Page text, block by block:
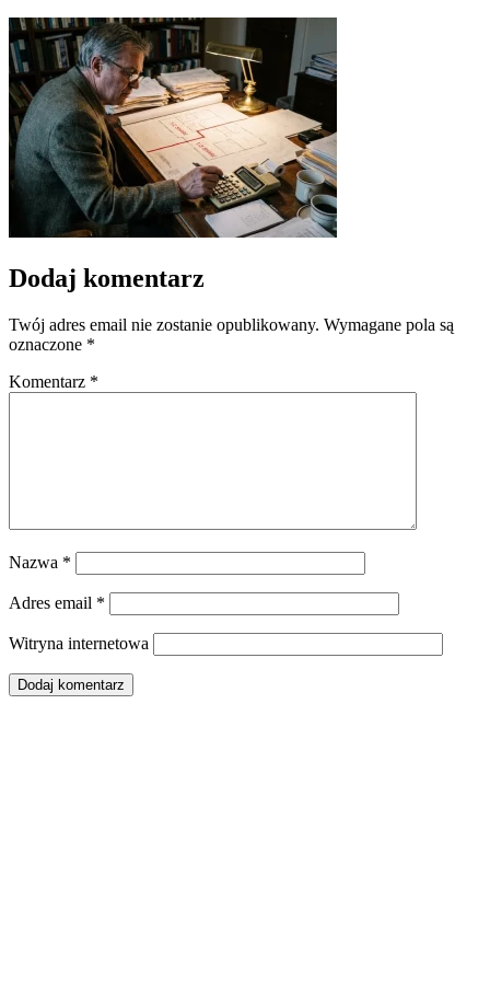
Dodaj komentarz
Twój adres email nie zostanie opublikowany. Wymagane pola są
oznaczone *
Komentarz *
Nazwa *
Adres email *
Witryna internetowa